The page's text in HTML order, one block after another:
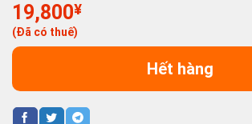
19,800¥
(Đã có thuế)
Hết hàng